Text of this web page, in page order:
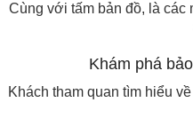
Cùng với tấm bản đồ, là các
Khách tham quan tìm hiểu